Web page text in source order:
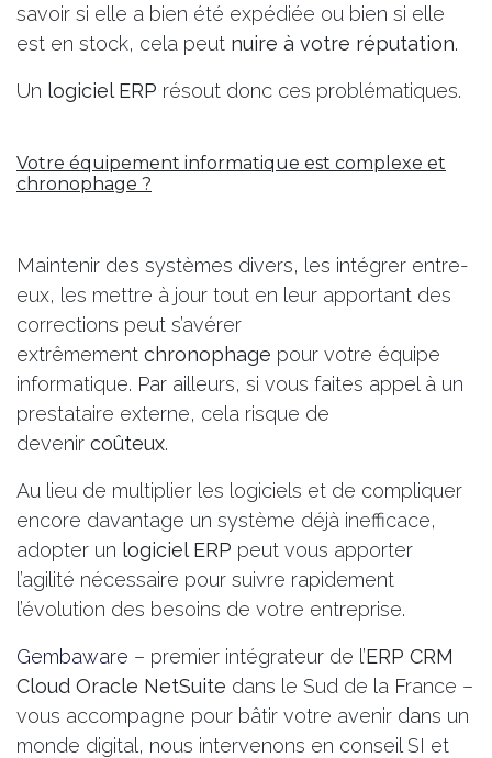
savoir si elle a bien été expédiée ou bien si elle
est en stock, cela peut nuire à votre réputation.
Un logiciel ERP résout donc ces problématiques.
Votre équipement informatique est complexe et
chronophage ?
Maintenir des systèmes divers, les intégrer entre-
eux, les mettre à jour tout en leur apportant des
corrections peut s’avérer
extrêmement chronophage pour votre équipe
informatique. Par ailleurs, si vous faites appel à un
prestataire externe, cela risque de
devenir coûteux.
Au lieu de multiplier les logiciels et de compliquer
encore davantage un système déjà inefficace,
adopter un logiciel ERP peut vous apporter
l’agilité nécessaire pour suivre rapidement
l’évolution des besoins de votre entreprise.
Gembaware – premier intégrateur de l’ERP CRM
Cloud Oracle NetSuite dans le Sud de la France –
vous accompagne pour bâtir votre avenir dans un
monde digital, nous intervenons en conseil SI et